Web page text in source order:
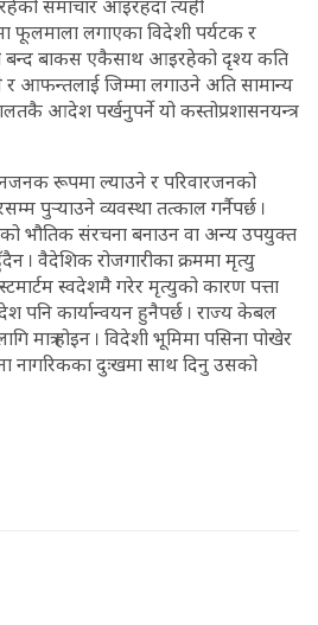
समाचार आइरहँदा त्यही
फूलमाला लगाएका विदेशी पर्यटक र
बन्द बाकस एकैसाथ आइरहेको दृश्य कति
र आफन्तलाई जिम्मा लगाउने अति सामान्य
आदेश पर्खनुपर्ने यो कस्तोप्रशासनयन्त्र
रूपमा ल्याउने र परिवारजनको
पुर्‍याउने व्यवस्था तत्काल गर्नैपर्छ ।
भौतिक संरचना बनाउन वा अन्य उपयुक्त
। वैदेशिक रोजगारीका क्रममा मृत्यु
स्वदेशमै गरेर मृत्युको कारण पत्ता
पनि कार्यान्वयन हुनैपर्छ । राज्य केबल
मात्र होइन । विदेशी भूमिमा पसिना पोखेर
नागरिकका दुःखमा साथ दिनु उसको